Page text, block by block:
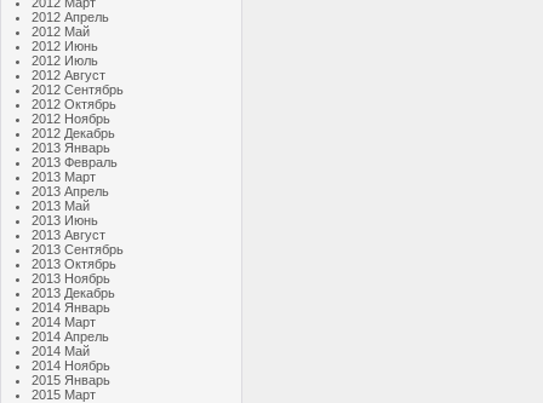
2012 Апрель
2012 Май
2012 Июнь
2012 Июль
2012 Август
2012 Сентябрь
2012 Октябрь
2012 Ноябрь
2012 Декабрь
2013 Январь
2013 Февраль
2013 Март
2013 Апрель
2013 Май
2013 Июнь
2013 Август
2013 Сентябрь
2013 Октябрь
2013 Ноябрь
2013 Декабрь
2014 Январь
2014 Март
2014 Апрель
2014 Май
2014 Ноябрь
2015 Январь
2015 Март